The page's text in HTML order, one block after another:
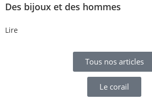
Des bijoux et des hommes
Lire
Tous nos articles
Le corail